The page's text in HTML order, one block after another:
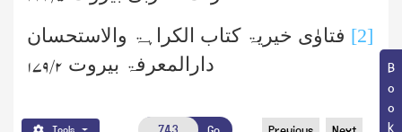
[2] فتاوٰی خیریۃ کتاب الکراہۃ والاستحسان
دارالمعرفۃ بیروت ۲/ ۱۷۹